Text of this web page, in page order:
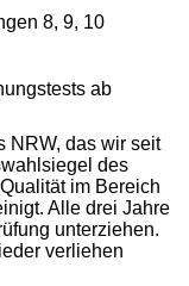
8, 9, 10
ab
NRW, das wir seit
des
im Bereich
Alle drei Jahre
unterziehen.
verliehen